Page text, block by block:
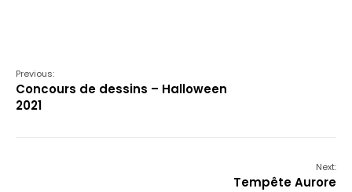
Previous:
Concours de dessins – Halloween
2021
Next:
Tempête Aurore